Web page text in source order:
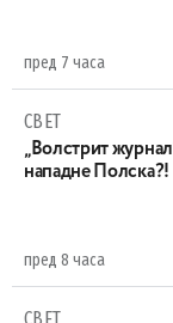
пред 7 часа
СВЕТ
„Волстрит
нападне Полска?!
пред 8 часа